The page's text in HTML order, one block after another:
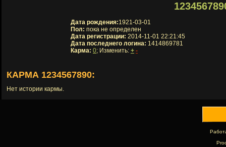
Дата рождения:1921-03-01
Пол: пока не определен
Дата регистрации: 2014-11-01 22:21:45
Дата последнего логина: 1414869781
Карма: 0; Изменить: + -
КАРМА 1234567890:
Нет истории кармы.